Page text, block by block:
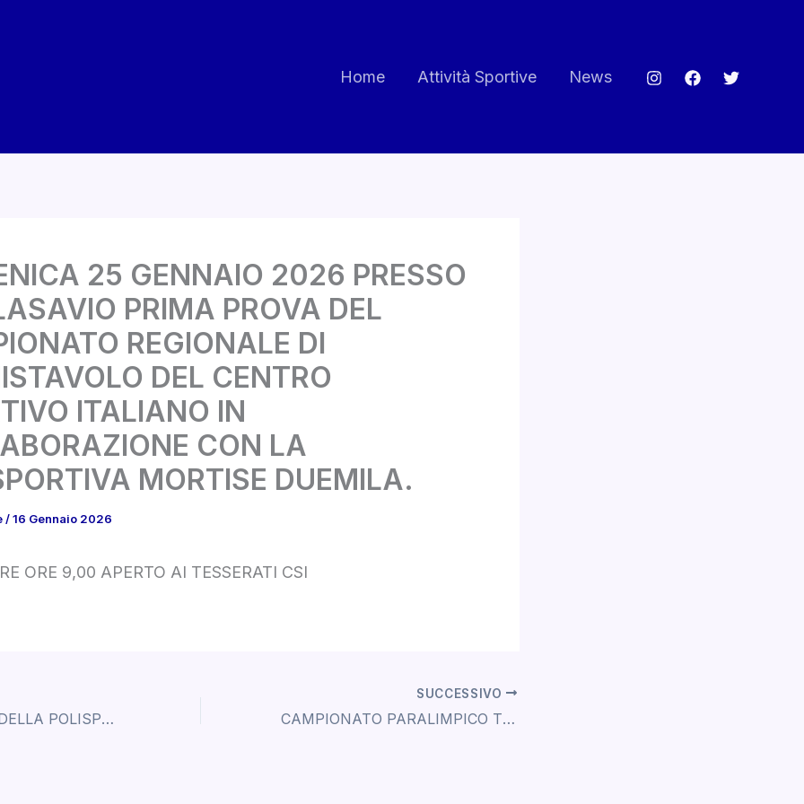
Home Attività Sportive News
25 GENNAIO 2026 PRESSO
PRIMA PROVA DEL
REGIONALE DI
DEL CENTRO
ITALIANO IN
CON LA
MORTISE DUEMILA.
/16 Gennaio 2026
ORE 9,00 APERTO AI TESSERATI CSI
ANCHE I BIMBI DELLA POLISPORTIVA AUGURANO A TUTTI UN BUON NATALE
SUCCESSIVO
CAMPIONATO PARALIMPICO TENNISTAVOLO FITET 2025/2026